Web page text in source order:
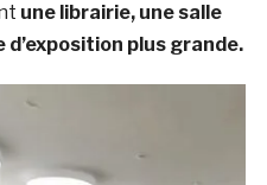
une librairie, une salle
plus grande.